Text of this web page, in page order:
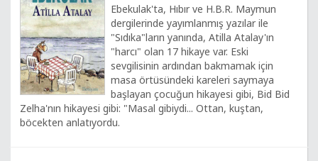
Ebekulak'ta, Hıbır ve H.B.R. Maymun
dergilerinde yayımlanmış yazılar ile
"Sıdıka"ların yanında, Atilla Atalay'ın
"harcı" olan 17 hikaye var. Eski
sevgilisinin ardından bakmamak için
masa örtüsündeki kareleri saymaya
başlayan çocuğun hikayesi gibi, Bid Bid
Zelha'nın hikayesi gibi: "Masal gibiydi... Ottan, kuştan,
böcekten anlatıyordu.